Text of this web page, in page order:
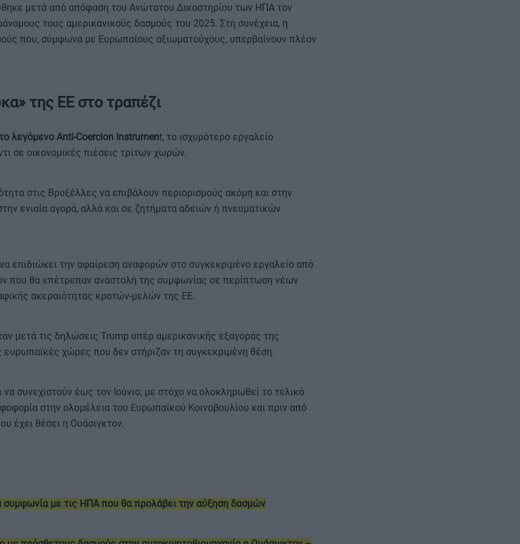
μετά από απόφαση του Ανώτατου Δικαστηρίου των ΗΠΑ τον
τους αμερικανικούς δασμούς του 2025. Στη συνέχεια, η
που, σύμφωνα με Ευρωπαίους αξιωματούχους, υπερβαίνουν πλέον
της ΕΕ στο τραπέζι
λεγόμενο Anti-Coercion Instrument, το ισχυρότερο εργαλείο
σε οικονομικές πιέσεις τρίτων χωρών.
στις Βρυξέλλες να επιβάλουν περιορισμούς ακόμη και στην
ενιαία αγορά, αλλά και σε ζητήματα αδειών ή πνευματικών
επιδιώκει την αφαίρεση αναφορών στο συγκεκριμένο εργαλείο από
που θα επέτρεπαν αναστολή της συμφωνίας σε περίπτωση νέων
ακεραιότητας κρατών-μελών της ΕΕ.
μετά τις δηλώσεις Trump υπέρ αμερικανικής εξαγοράς της
ευρωπαϊκές χώρες που δεν στήριζαν τη συγκεκριμένη θέση.
να συνεχιστούν έως τον Ιούνιο, με στόχο να ολοκληρωθεί το τελικό
στην ολομέλεια του Ευρωπαϊκού Κοινοβουλίου και πριν από
έχει θέσει η Ουάσιγκτον.
συμφωνία με τις ΗΠΑ που θα προλάβει την αύξηση δασμών